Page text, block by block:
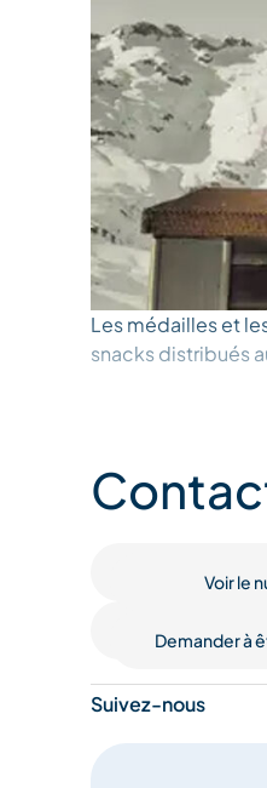
Les médailles et
snacks distribués
Voir le
Demander à
Suivez-nous